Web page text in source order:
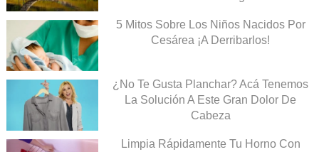
5 Mitos Sobre Los Niños Nacidos Por
Cesárea ¡A Derribarlos!
¿No Te Gusta Planchar? Acá Tenemos
La Solución A Este Gran Dolor De
Cabeza
Limpia Rápidamente Tu Horno Con